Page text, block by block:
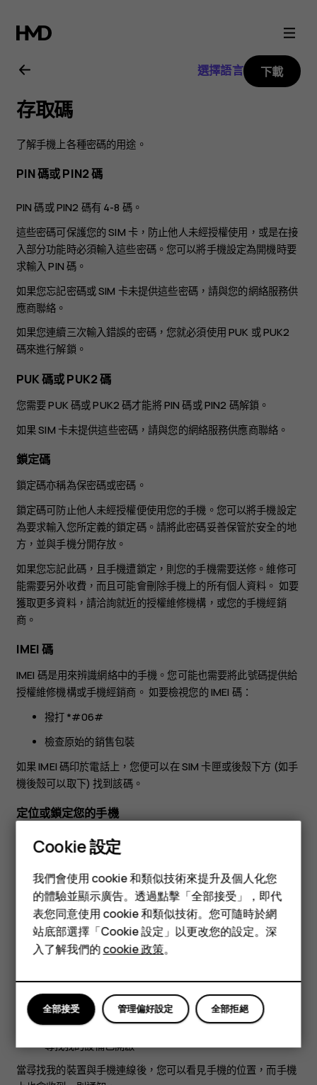
Nokia
X10
用
戶
指
南
智慧型手機
功能型手機
配件
平板電腦
選擇語言 下載
存取碼
了解手機上各種密碼的用途。
PIN 碼或 PIN2 碼
PIN 碼或 PIN2 碼有 4-8 碼。
這些密碼可保護您的 SIM 卡，防止他人未經授權使用，或是在接
入部分功能時必須輸入這些密碼。您可以將手機設定為開機時要
求輸入 PIN 碼。
如果您忘記密碼或 SIM 卡未提供這些密碼，請與您的網絡服務供
應商聯絡。
如果您連續三次輸入錯誤的密碼，您就必須使用 PUK 或 PUK2
碼來進行解鎖。
PUK 碼或 PUK2 碼
您需要 PUK 碼或 PUK2 碼才能將 PIN 碼或 PIN2 碼解鎖。
如果 SIM 卡未提供這些密碼，請與您的網絡服務供應商聯絡。
鎖定碼
鎖定碼亦稱為保密碼或密碼。
鎖定碼可防止他人未經授權便使用您的手機。您可以將手機設定
為要求輸入您所定義的鎖定碼。請將此密碼妥善保管於安全的地
方，並與手機分開存放。
如果您忘記此碼，且手機遭鎖定，則您的手機需要送修。維修可
能需要另外收費，而且可能會刪除手機上的所有個人資料。 如要
獲取更多資料，請洽詢就近的授權維修機構，或您的手機經銷
商。
IMEI 碼
IMEI 碼是用來辨識網絡中的手機。您可能也需要將此號碼提供給
授權維修機構或手機經銷商。 如要檢視您的 IMEI 碼：
撥打 *#06#
檢查原始的銷售包裝
如果 IMEI 碼印於電話上，您便可以在 SIM 卡匣或後殼下方 (如手
機後殼可以取下) 找到該碼。
定位或鎖定您的手機
如果您的手機不幸遺失，而您剛好有登入 Google 帳戶，您可能
可以從遠端尋找、鎖定手機或清除手機的內容。在已與 Google
帳戶關聯的手機上，尋找我的裝置預設是開啟的。
要使用尋找我的裝置，您遺失的手機必須符合以下條件：
為已開啟狀態
登入 Google 帳戶
在 Google Play 上可見
位置已開啟
尋找我的設備已開啟
當尋找我的裝置與手機連線後，您可以看見手機的位置，而手機
Cookie 設定
我們會使用 cookie 和類似技術來提升及個人化您
的體驗並顯示廣告。透過點擊「全部接受」，即代
表您同意使用 cookie 和類似技術。您可隨時於網
站底部選擇「Cookie 設定」以更改您的設定。深
入了解我們的cookie 政策。
全部拒絕
管理偏好設定
全部接受